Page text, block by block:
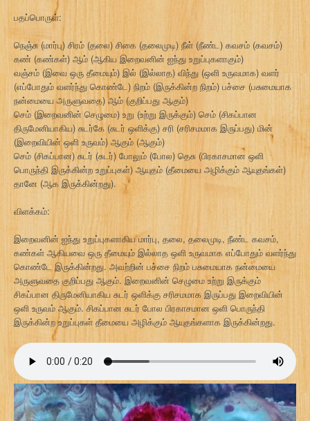
பதப்பொருள்:
நெஞ்சு (மார்பு) சிரம் (தலை) சிகை (தலைமுடி) நீள் (நீண்ட) கவசம் (கவசம்)
கண் (கண்கள்) ஆம் (ஆகிய இறைவனின் ஐந்து உறுப்புகளாகும்)
வஞ்சம் (இவை ஒரு தீமையும்) இல் (இல்லாத) விந்து (ஒளி உருவமாக) வளர்
(எப்போதும் வளர்ந்து கொண்டே) நிறம் (இருக்கின்ற நிறம்) பச்சை (பசுமையாக
நன்மையை அருளுவதை) ஆம் (குறிப்பது ஆகும்)
செம் (இறைவனின் செழுமை) உறு (உற்று இருக்கும்) செம் (சிகப்பான
திருமேனியாகிய) சுடர்கே (சுடர் ஒளிக்கு) சரி (சரிசமமாக இருப்பது) மின்
(இறைவியின் ஒளி உருவம்) ஆகும் (ஆகும்)
செம் (சிகப்பான) சுடர் (சுடர்) போலும் (போல) தெசு (பிரகாசமான ஒளி
பொருந்தி இருக்கின்ற உறுப்புகள்) ஆயுதம் (தீமையை அழிக்கும் ஆயுதங்கள்)
தானே (ஆக இருக்கின்றது).
விளக்கம்:
இறைவனின் ஐந்து உறுப்புகளாகிய மார்பு, தலை, தலைமுடி, நீண்ட கவசம்,
கண்கள் ஆகியவை ஒரு தீமையும் இல்லாத ஒளி உருவமாக எப்போதும் வளர்ந்து
கொண்டே இருக்கின்றது. அவற்றின் பச்சை நிறம் பசுமையாக நன்மையை
அருளுவதை குறிப்பது ஆகும். இறைவனின் செழுமை உற்று இருக்கும்
சிகப்பான திருமேனியாகிய சுடர் ஒளிக்கு சரிசமமாக இருப்பது இறைவியின்
ஒளி உருவம் ஆகும். சிகப்பான சுடர் போல பிரகாசமான ஒளி பொருந்தி
இருக்கின்ற உறுப்புகள் தீமையை அழிக்கும் ஆயுதங்களாக இருக்கின்றது.